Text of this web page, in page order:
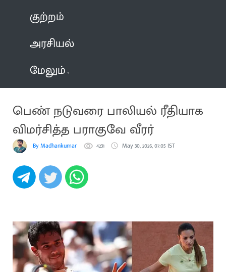
குற்றம்
அரசியல்
மேலும்
பெண் நடுவரை பாலியல் ரீதியாக
விமர்சித்த பராகுவே வீரர்
By Madhankumar 4231 May 30, 2026, 07:05 IST